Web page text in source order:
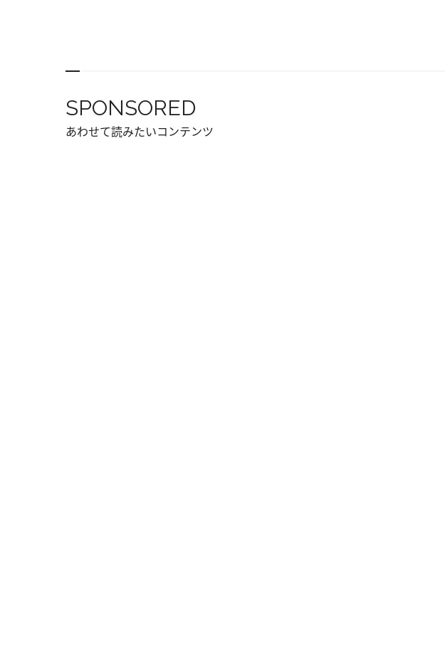
SPONSORED
あわせて読みたいコンテンツ